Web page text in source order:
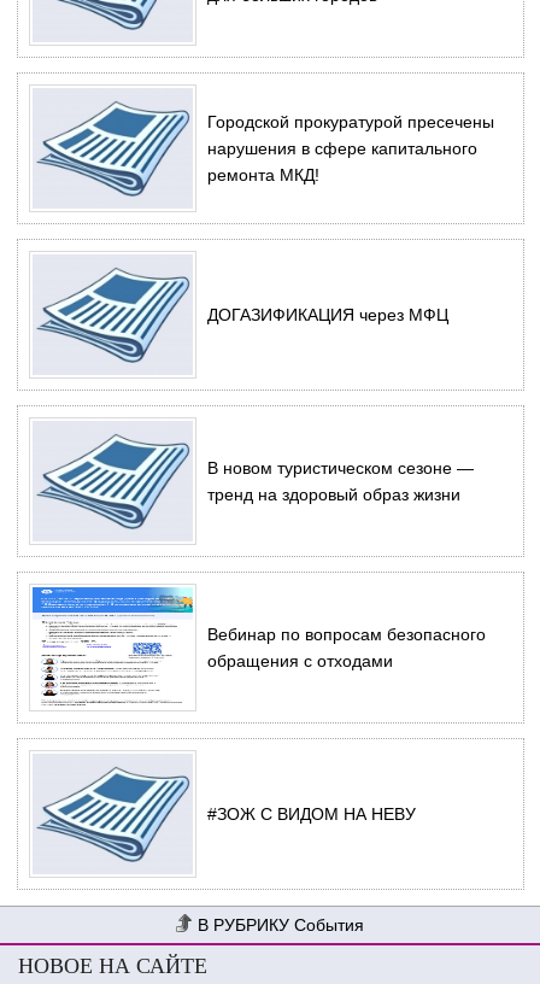
Городской прокуратурой пресечены
нарушения в сфере капитального
ремонта МКД!
ДОГАЗИФИКАЦИЯ через МФЦ
В новом туристическом сезоне ―
тренд на здоровый образ жизни
Вебинар по вопросам безопасного
обращения с отходами
#ЗОЖ С ВИДОМ НА НЕВУ
События
НОВОЕ НА САЙТЕ